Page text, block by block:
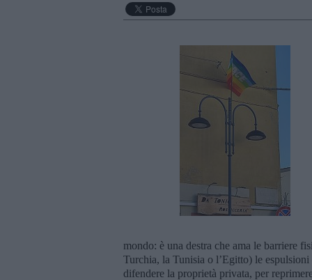
mondo: è una destra che ama le barriere
Turchia, la Tunisia o l’Egitto) le
difendere la proprietà privata, per